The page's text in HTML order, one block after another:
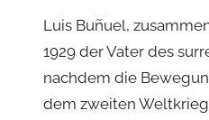
Luis Buñuel,
1929 der Vater des
nachdem die
dem zweiten